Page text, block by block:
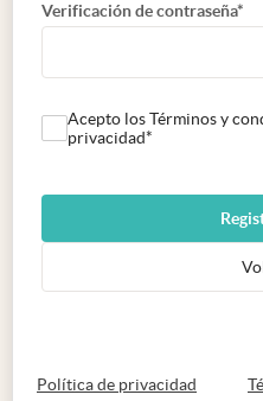
Verificación de contraseña*
Acepto los Términos y
privacidad*
Política de privacidad abre en